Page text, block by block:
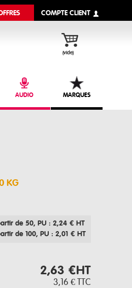
COMPTE CLIENT
(vide)
AUDIO MARQUES
KG
de 50, PU : 2,24 € HT
de 100, PU : 2,01 € HT
2,63 €HT
3,16 € TTC